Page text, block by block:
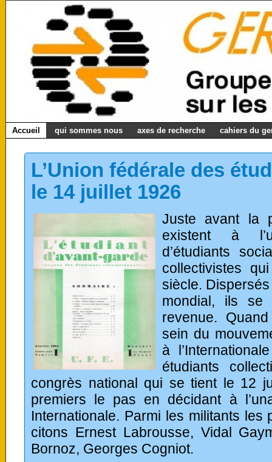
Accueil qui sommes nous axes de recherche cahiers du
L’Union fédérale des
le 14 juillet 1926
Juste avant la
existent à
d’étudiants
collectivistes
siècle.
mondial, ils se
revenue.
sein du
à
étudiants
congrès national qui se tient le 12
premiers le pas en décidant à
Internationale. Parmi les militants les
citons Ernest Labrousse, Vidal
Bornoz, Georges Cogniot.